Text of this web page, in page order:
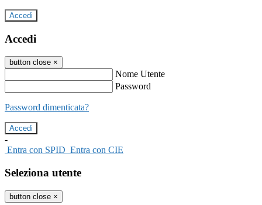
Accedi
Accedi
button close ×
Nome Utente
Password
Password dimenticata?
-
Entra con SPID Entra con CIE
Seleziona utente
button close ×